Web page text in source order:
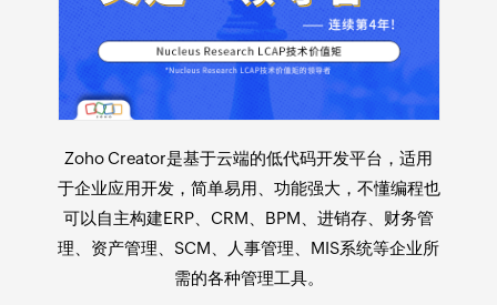
台
您可以通过以下方式
联系我们​：
Zoho Creator是基于云端的低代码开发平台 ，适用
于企业应用开发，简单易用、功能强大，不懂编程也
可以自主构建ERP、CRM、BPM、进销存、财务管
理、资产管理、SCM、人事管理、MIS系统等企业所
需的各种管理工具。